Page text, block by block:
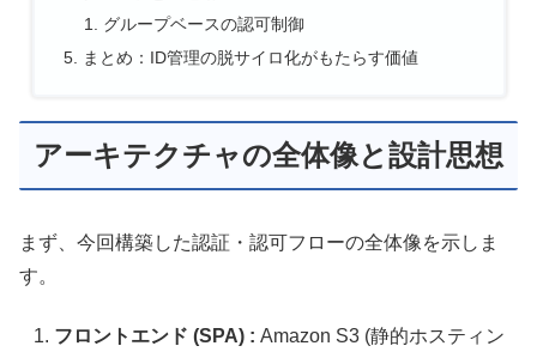
グループベースの認可制御
まとめ：ID管理の脱サイロ化がもたらす価値
アーキテクチャの全体像と設計思想
まず、今回構築した認証・認可フローの全体像を示しま
す。
フロントエンド (SPA) : Amazon S3 (静的ホスティン